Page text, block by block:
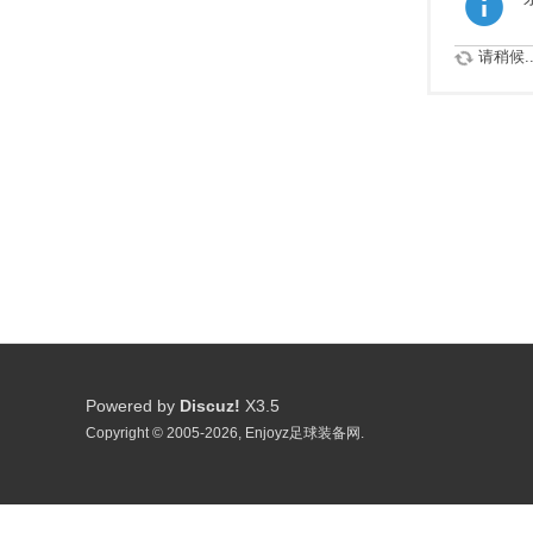
请稍候
Powered by Discuz! X3.5
Copyright © 2005-2026, Enjoyz足球装备网.